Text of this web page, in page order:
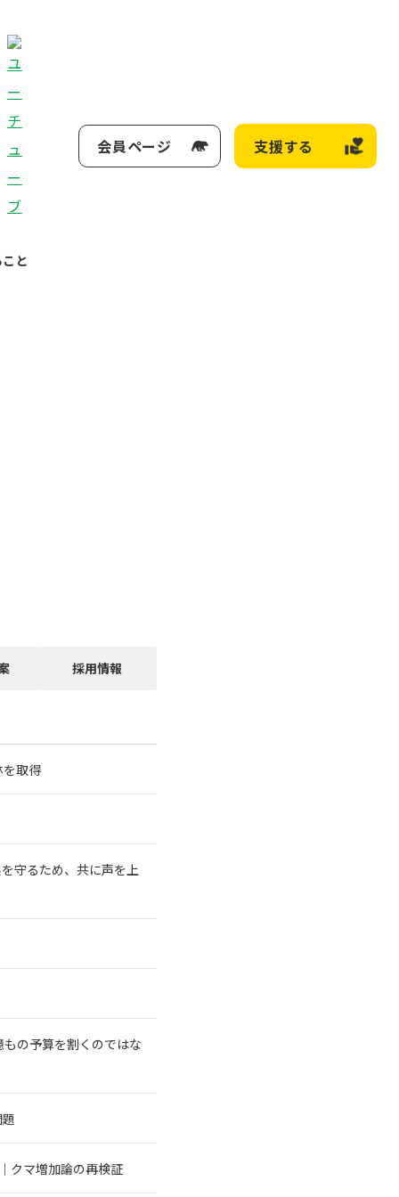
と
会員ページ 支援する
採用情報
取得
守るため、共に声を上
の予算を割くのではな
クマ増加論の再検証